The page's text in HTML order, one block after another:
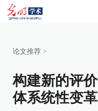
论文推荐 >
构建新的评
体系统性变革